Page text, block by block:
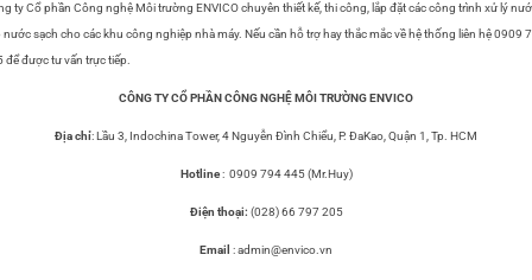
ty Cổ phần Công nghệ Môi trường ENVICO chuyên thiết kế, thi công, lắp đặt các công trình xử lý
nước sạch cho các khu công nghiệp nhà máy. Nếu cần hỗ trợ hay thắc mắc về hệ thống liên hệ 0909
để được tư vấn trực tiếp.
CÔNG TY CỔ PHẦN CÔNG NGHỆ MÔI TRƯỜNG ENVICO
Địa chỉ: Lầu 3, Indochina Tower, 4 Nguyễn Đình Chiểu, P. ĐaKao, Quận 1, Tp. HCM
Hotline: 0909 794 445 (Mr.Huy)
Điện thoại: (028) 66 797 205
Email : admin@envico.vn